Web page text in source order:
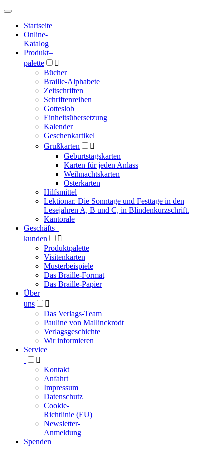
Hauptmenü
Hauptmenü
Startseite
Online-
Katalog
Produkt–
palette

Bücher
Braille-Alphabete
Zeitschriften
Schriftenreihen
Gotteslob
Einheitsübersetzung
Kalender
Geschenkartikel
Grußkarten

Geburtstagskarten
Karten für jeden Anlass
Weihnachtskarten
Osterkarten
Hilfsmittel
Lektionar. Die Sonntage und Festtage in den
Lesejahren A, B und C, in Blindenkurzschrift.
Kantorale
Geschäfts­–
kunden

Produktpalette
Visitenkarten
Musterbeispiele
Das Braille-Format
Das Braille-Papier
Über
uns

Das Verlags-Team
Pauline von Mallinckrodt
Verlagsgeschichte
Wir informieren
Service

Kontakt
Anfahrt
Impressum
Datenschutz
Cookie-
Richtlinie (EU)
Newsletter-
Anmeldung
Spenden